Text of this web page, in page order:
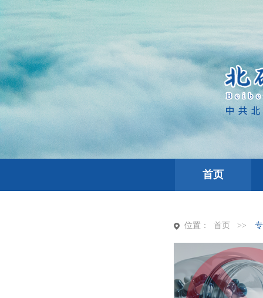
首页
位置： 首页 >>